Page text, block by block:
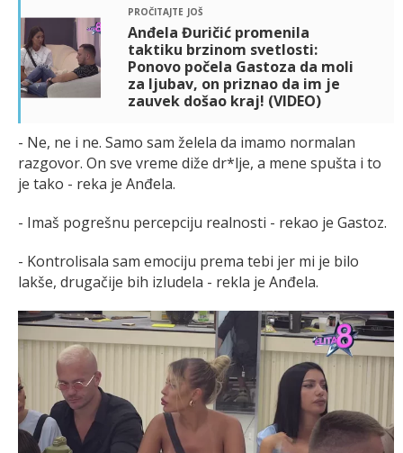
pročitajte još
Anđela Đuričić promenila
taktiku brzinom svetlosti:
Ponovo počela Gastoza da moli
za ljubav, on priznao da im je
zauvek došao kraj! (VIDEO)
- Ne, ne i ne. Samo sam želela da imamo normalan
razgovor. On sve vreme diže dr*lje, a mene spušta i to
je tako - reka je Anđela.
- Imaš pogrešnu percepciju realnosti - rekao je Gastoz.
- Kontrolisala sam emociju prema tebi jer mi je bilo
lakše, drugačije bih izludela - rekla je Anđela.